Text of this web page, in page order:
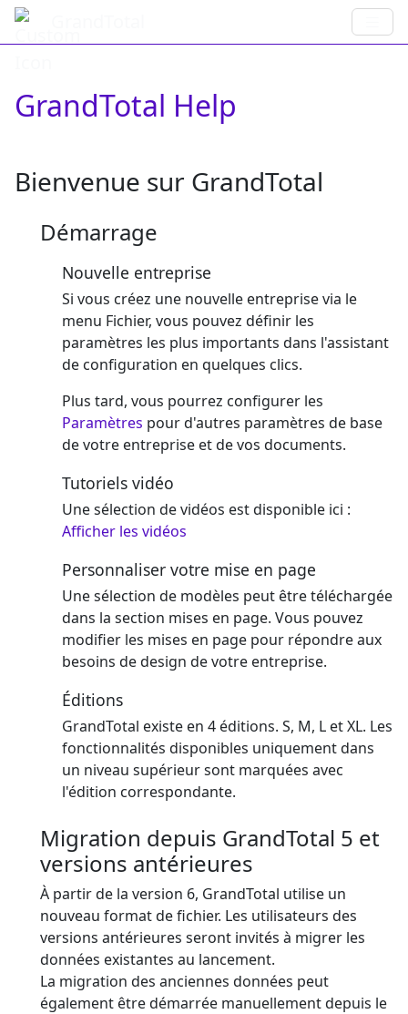
GrandTotal Help
Bienvenue sur GrandTotal
Démarrage
Nouvelle entreprise
Si vous créez une nouvelle entreprise via le
menu Fichier, vous pouvez définir les
paramètres les plus importants dans l'assistant
de configuration en quelques clics.
Plus tard, vous pourrez configurer les
Paramètres pour d'autres paramètres de base
de votre entreprise et de vos documents.
Tutoriels vidéo
Une sélection de vidéos est disponible ici :
Afficher les vidéos
Personnaliser votre mise en page
Une sélection de modèles peut être téléchargée
dans la section mises en page. Vous pouvez
modifier les mises en page pour répondre aux
besoins de design de votre entreprise.
Éditions
GrandTotal existe en 4 éditions. S, M, L et XL. Les
fonctionnalités disponibles uniquement dans
un niveau supérieur sont marquées avec
l'édition correspondante.
Migration depuis GrandTotal 5 et
versions antérieures
À partir de la version 6, GrandTotal utilise un
nouveau format de fichier. Les utilisateurs des
versions antérieures seront invités à migrer les
données existantes au lancement.
La migration des anciennes données peut
également être démarrée manuellement depuis le